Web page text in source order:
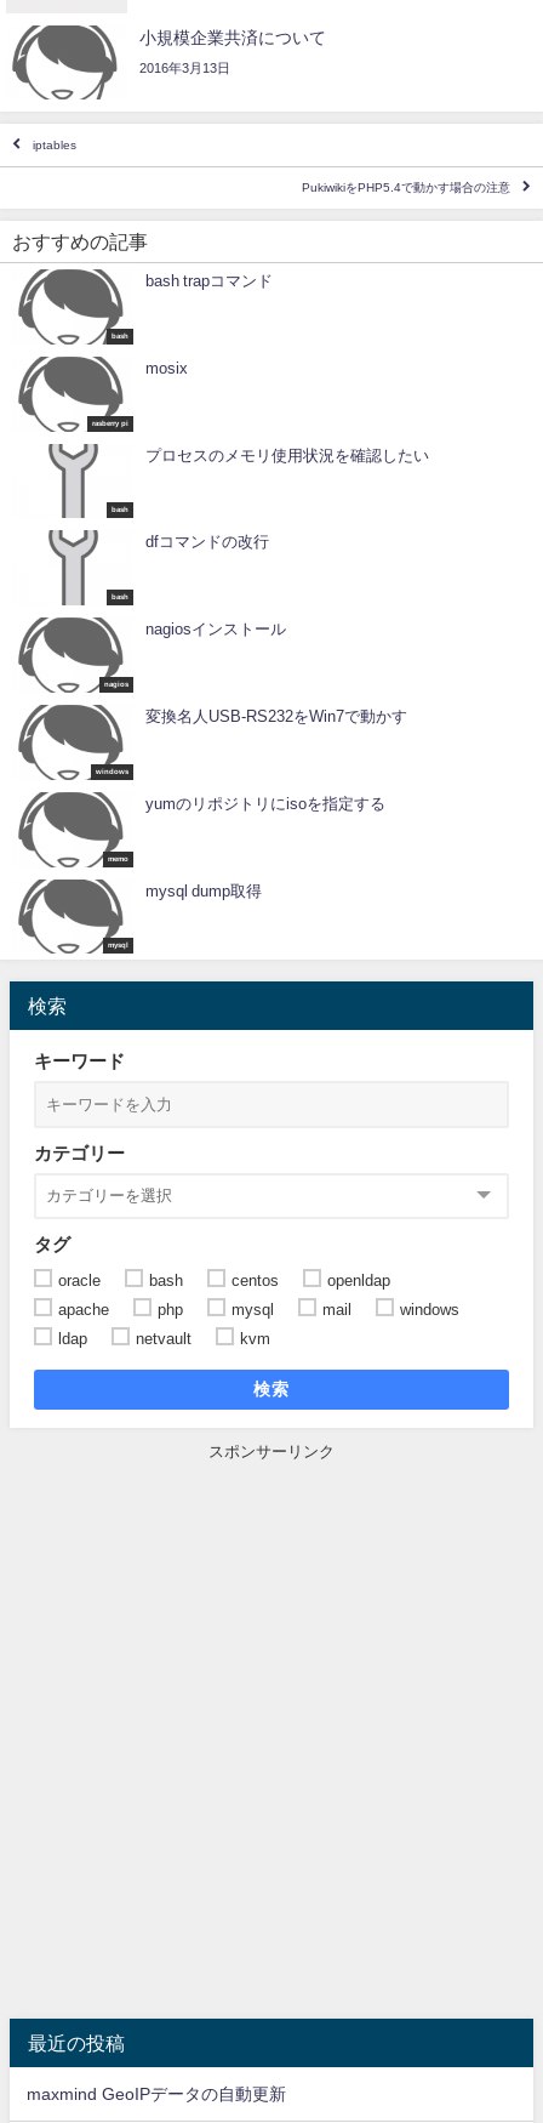
小規模企業共済について
2016年3月13日
iptables
PukiwikiをPHP5.4で動かす場合の注意
おすすめの記事
bash
bash trapコマンド
rasberry pi
mosix
bash
プロセスのメモリ使用状況を確認したい
bash
dfコマンドの改行
nagios
nagiosインストール
windows
変換名人USB-RS232をWin7で動かす
memo
yumのリポジトリにisoを指定する
mysql
mysql dump取得
検索
キーワード
カテゴリー
タグ
oracle bash centos
openldap
apache
php mysql mail
windows
ldap
netvault kvm
検索
スポンサーリンク
最近の投稿
maxmind GeoIPデータの自動更新